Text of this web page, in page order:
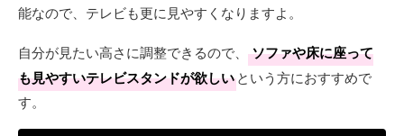
能なので、テレビも更に見やすくなりますよ。
自分が見たい高さに調整できるので、
ソファや床に座って
も見やすいテレビスタンドが欲しいという方におすすめで
す。